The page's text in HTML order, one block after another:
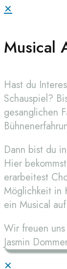
✕
Musical
Hast du
Schauspiel?
gesanglichen
Dann bist du
Hier
erarbeitest
Möglichkeit in
ein Musical
Wir freuen
Jasmin
✕